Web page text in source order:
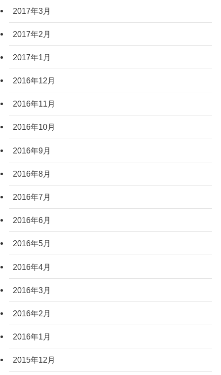
2017年3月
2017年2月
2017年1月
2016年12月
2016年11月
2016年10月
2016年9月
2016年8月
2016年7月
2016年6月
2016年5月
2016年4月
2016年3月
2016年2月
2016年1月
2015年12月